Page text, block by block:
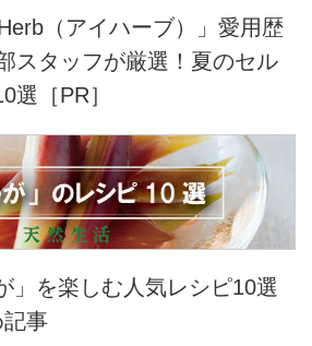
（アイハーブ）」愛用歴
スタッフが厳選！夏のセル
選［PR］
」を楽しむ人気レシピ10選
記事